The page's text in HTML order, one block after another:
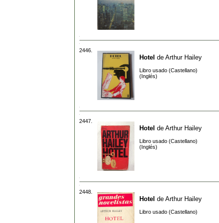
2446.
Hotel de Arthur Hailey
Libro usado (Castellano)
(Inglés)
2447.
Hotel de Arthur Hailey
Libro usado (Castellano)
(Inglés)
2448.
Hotel de Arthur Hailey
Libro usado (Castellano)